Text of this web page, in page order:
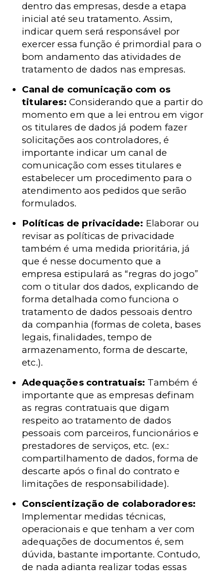
dentro das empresas, desde a etapa
inicial até seu tratamento. Assim,
indicar quem será responsável por
exercer essa função é primordial para o
bom andamento das atividades de
tratamento de dados nas empresas.
Canal de comunicação com os
titulares: Considerando que a partir do
momento em que a lei entrou em vigor
os titulares de dados já podem fazer
solicitações aos controladores, é
importante indicar um canal de
comunicação com esses titulares e
estabelecer um procedimento para o
atendimento aos pedidos que serão
formulados.
Políticas de privacidade: Elaborar ou
revisar as políticas de privacidade
também é uma medida prioritária, já
que é nesse documento que a
empresa estipulará as “regras do jogo”
com o titular dos dados, explicando de
forma detalhada como funciona o
tratamento de dados pessoais dentro
da companhia (formas de coleta, bases
legais, finalidades, tempo de
armazenamento, forma de descarte,
etc.).
Adequações contratuais: Também é
importante que as empresas definam
as regras contratuais que digam
respeito ao tratamento de dados
pessoais com parceiros, funcionários e
prestadores de serviços, etc. (ex.:
compartilhamento de dados, forma de
descarte após o final do contrato e
limitações de responsabilidade).
Conscientização de colaboradores:
Implementar medidas técnicas,
operacionais e que tenham a ver com
adequações de documentos é, sem
dúvida, bastante importante. Contudo,
de nada adianta realizar todas essas